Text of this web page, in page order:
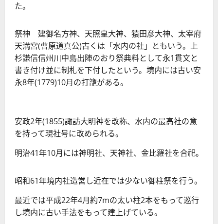
た。
祭神 建御名方神、天照皇大神、猿田彦大神、太宰府
天満宮(曹原道真公)古くは「水内の社」ともいう。上
杉謙信信州川中島出陣のおり祭典料として永1貫文と
書き付け並に制札を下付したという。境内には古い安
永8年(1779)10月の打籠がある。
安政2年(1855)諏訪大明神を改称、水内の最高社の意
を持って現社号に改められる。
明治41年10月には神明社、天神社、金比羅社を合祀。
昭和61年境内社造営し近在では少ない御柱祭を行う。
最近では平成22年4月約7mの太い柱2本をもって巡行
し境内に古い手法をもって建上げている。